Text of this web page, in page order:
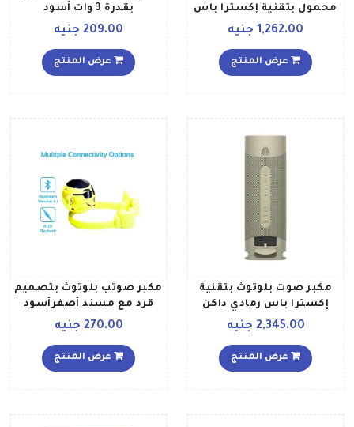
محمول بتقنية إكسترا باس
بيج
1,262.00 جنيه
عرض المنتج
بقدرة 3 وات أسود
209.00 جنيه
عرض المنتج
مكبر صوت بلوتوث بتقنية
إكسترا باس رمادي داكن
2,345.00 جنيه
عرض المنتج
مكبر صوتب بلوتوث بتصميم
قرد مع مسند أصفرأسود
270.00 جنيه
عرض المنتج